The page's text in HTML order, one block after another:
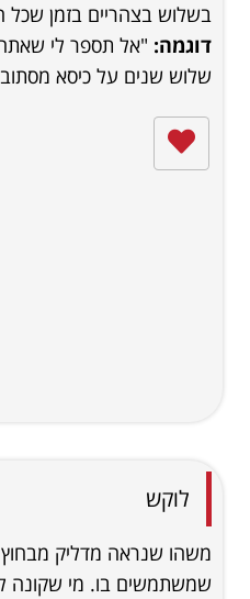
בשלוש בצהריים בזמן
דוגמה: "אל תספר לי שאתה
שלוש שנים על כיסא
לוקש
משהו שנראה מדליק
שמשתמשים בו. מי שקונה